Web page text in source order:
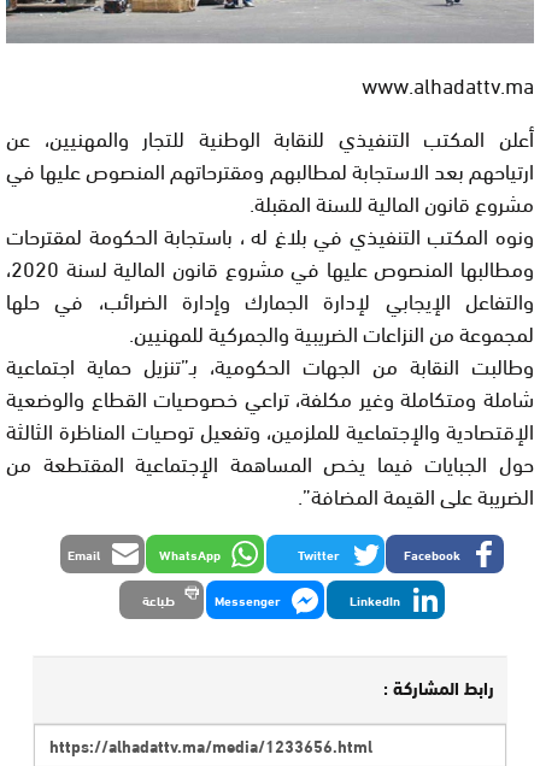
www.alhadattv.ma
أعلن المكتب التنفيذي للنقابة الوطنية للتجار والمهنيين، عن
ارتياحهم بعد الاستجابة لمطالبهم ومقترحاتهم المنصوص عليها في
مشروع قانون المالية للسنة المقبلة.
ونوه المكتب التنفيذي في بلاغ له ، باستجابة الحكومة لمقترحات
ومطالبها المنصوص عليها في مشروع قانون المالية لسنة 2020،
والتفاعل الإيجابي لإدارة الجمارك وإدارة الضرائب، في حلها
لمجموعة من النزاعات الضريبية والجمركية للمهنيين.
وطالبت النقابة من الجهات الحكومية، بـ”تنزيل حماية اجتماعية
شاملة ومتكاملة وغير مكلفة، تراعي خصوصيات القطاع والوضعية
الإقتصادية والإجتماعية للملزمين، وتفعيل توصيات المناظرة الثالثة
حول الجبايات فيما يخص المساهمة الإجتماعية المقتطعة من
الضريبة على القيمة المضافة”.
Facebook
Twitter
WhatsApp
Email
LinkedIn
Messenger طباعة
رابط المشاركة :